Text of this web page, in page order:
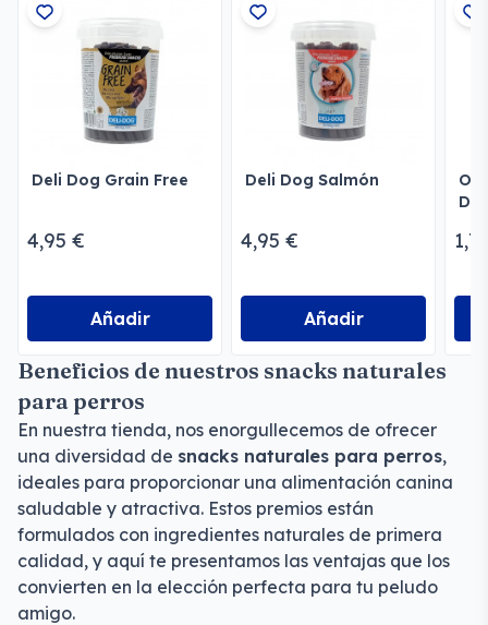
Deli Dog Grain Free
4,95 €
Añadir
Deli Dog Salmón
4,95 €
Añadir
Beneficios de nuestros snacks naturales
para perros
En nuestra tienda, nos enorgullecemos de ofrecer
una diversidad de snacks naturales para perros,
ideales para proporcionar una alimentación canina
saludable y atractiva. Estos premios están
formulados con ingredientes naturales de primera
calidad, y aquí te presentamos las ventajas que los
convierten en la elección perfecta para tu peludo
amigo.